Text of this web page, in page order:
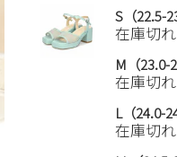
S（22.5-
在庫切れ
M（23.0-
在庫切れ
L（24.0-
在庫切れ